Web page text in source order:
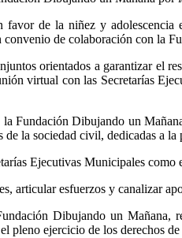
de la niñez y
de colaboración con la
orientados a garantizar el
virtual con las Secretarías
Fundación Dibujando un
la sociedad civil, dedicadas a
Ejecutivas Municipales
articular esfuerzos y canalizar
Dibujando un Mañana,
pleno ejercicio de los derechos